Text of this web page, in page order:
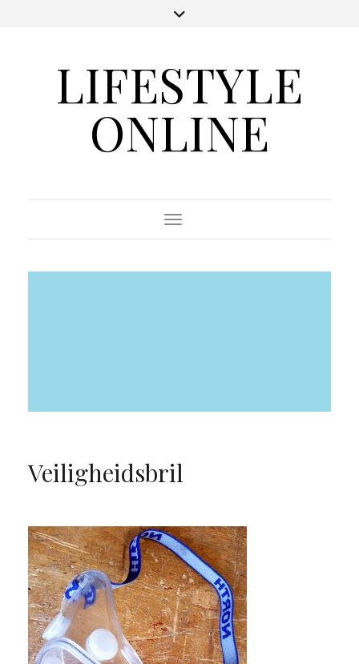
LIFESTYLE
ONLINE
Toggle Navigation
Veiligheidsbril